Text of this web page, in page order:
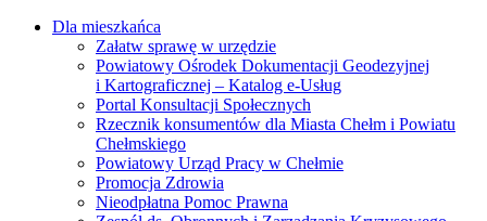
Dla mieszkańca
Załatw sprawę w urzędzie
Powiatowy Ośrodek Dokumentacji Geodezyjnej
i Kartograficznej – Katalog e-Usług
Portal Konsultacji Społecznych
Rzecznik konsumentów dla Miasta Chełm i Powiatu
Chełmskiego
Powiatowy Urząd Pracy w Chełmie
Promocja Zdrowia
Nieodpłatna Pomoc Prawna